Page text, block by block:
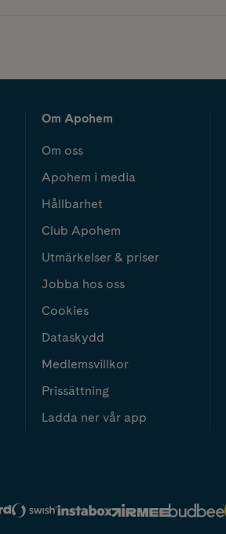
Om Apohem
Om oss
Apohem i media
Hållbarhet
Club Apohem
Utmärkelser & priser
Jobba hos oss
Cookies
Dataskydd
Medlemsvillkor
Prissättning
Ladda ner vår app